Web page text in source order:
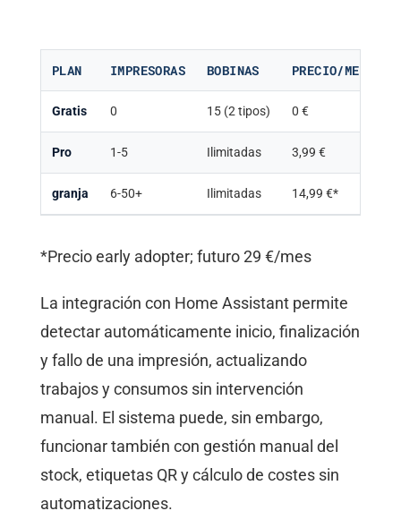
PLAN IMPRESORAS BOBINAS PRECIO/MES
Gratis 0 15 (2 tipos) 0 €
Pro 1-5 Ilimitadas 3,99 €
granja 6-50+ Ilimitadas 14,99 €*
*Precio early adopter; futuro 29 €/mes
La integración con Home Assistant permite
detectar automáticamente inicio, finalización
y fallo de una impresión, actualizando
trabajos y consumos sin intervención
manual. El sistema puede, sin embargo,
funcionar también con gestión manual del
stock, etiquetas QR y cálculo de costes sin
automatizaciones.